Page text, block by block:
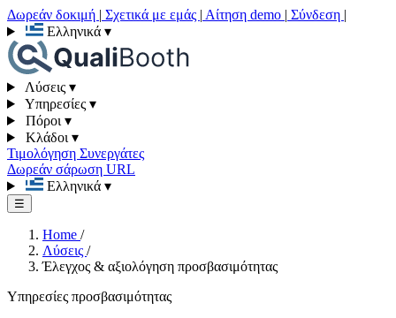
Δωρεάν δοκιμή | Σχετικά με εμάς | Αίτηση demo | Σύνδεση |
Ελληνικά ▾
Λύσεις ▾
Υπηρεσίες ▾
Πόροι ▾
Κλάδοι ▾
Τιμολόγηση Συνεργάτες
Δωρεάν σάρωση URL
Ελληνικά ▾
☰
Home /
Λύσεις /
Έλεγχος & αξιολόγηση προσβασιμότητας
Υπηρεσίες προσβασιμότητας